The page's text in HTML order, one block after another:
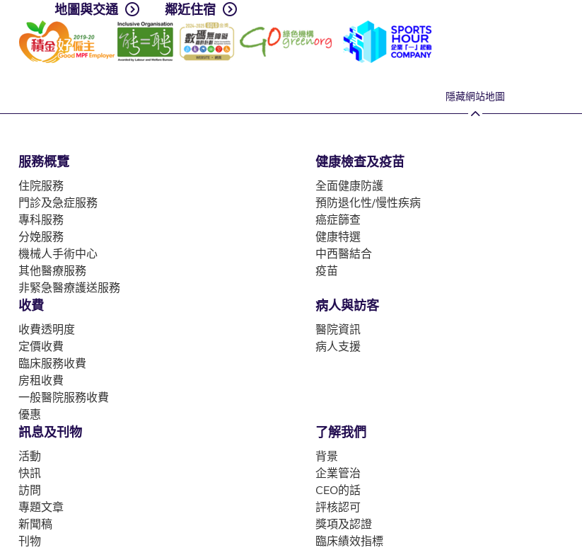
地圖與交通
鄰近住宿
隱藏網站地圖
服務概覽
住院服務
門診及急症服務
專科服務
分娩服務
機械人手術中心
其他醫療服務
非緊急醫療護送服務
健康檢查及疫苗
全面健康防護
預防退化性/慢性疾病
癌症篩查
健康特選
中西醫結合
疫苗
收費
收費透明度
定價收費
臨床服務收費
房租收費
一般醫院服務收費
優惠
病人與訪客
醫院資訊
病人支援
訊息及刊物
活動
快訊
訪問
專題文章
新聞稿
刊物
了解我們
背景
企業管治
CEO的話
評核認可
獎項及認證
臨床績效指標